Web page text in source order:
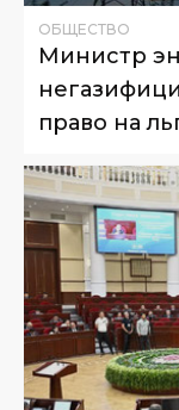
ОБЩЕСТВО
Министр
право на